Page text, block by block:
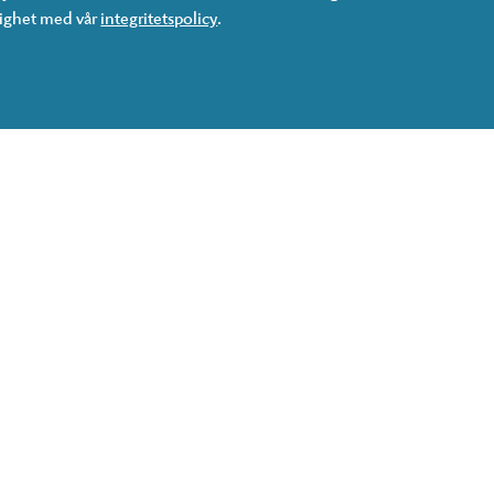
med vårintegritetspolicy.